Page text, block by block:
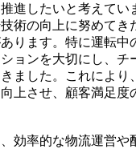
進したいと考えてい
術の向上に努めてき
ります。特に運転中
ョンを大切にし、チ
ました。これにより
上させ、顧客満足度
効率的な物流運営や